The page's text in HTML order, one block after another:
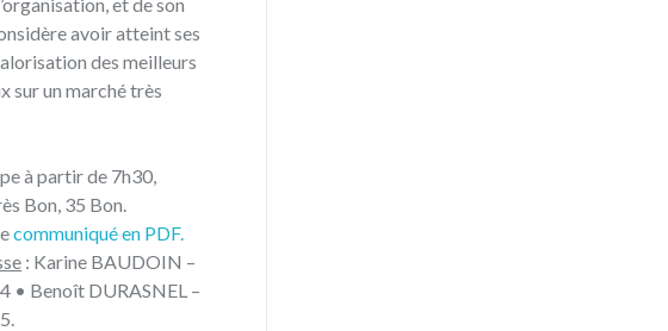
avoir atteint ses
des meilleurs
sur un marché très
à partir de 7h30,
Bon, 35 Bon.
communiqué en PDF.
: Karine BAUDOIN –
• Benoît DURASNEL –